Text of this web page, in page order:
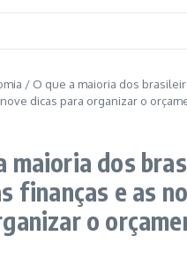
/ O que a maioria dos
dicas para organizar o
maioria dos
finanças e as
o